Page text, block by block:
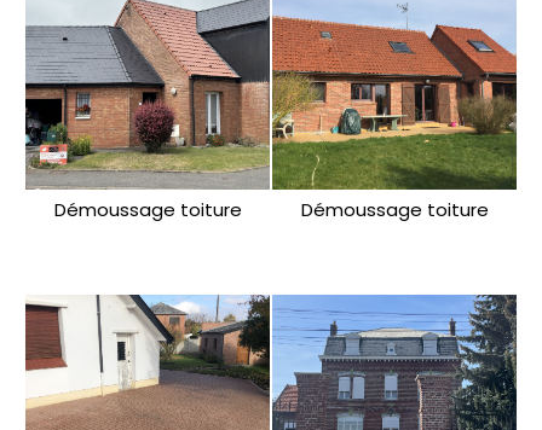
Démoussage toiture Démoussage toiture